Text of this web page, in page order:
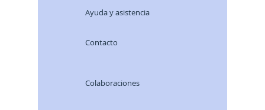
Ayuda y asistencia
Contacto
Colaboraciones